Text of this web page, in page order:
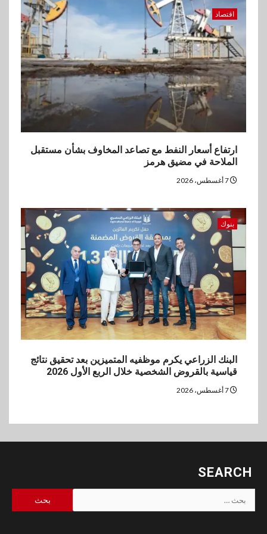
اقتصاد
ارتفاع أسعار النفط مع تصاعد المخاوف بشأن مستقبل
الملاحة في مضيق هرمز
بنوك
البنك الزراعي يكرم موظفيه المتميزين بعد تحقيق نتائج
قياسية بالقروض الشخصية خلال الربع الأول 2026
SEARCH
البحث
عن: